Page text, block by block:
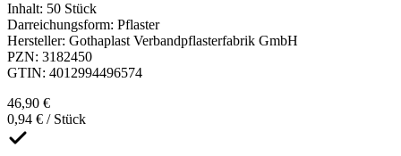
Inhalt: 50 Stück
Darreichungsform: Pflaster
Hersteller: Gothaplast Verbandpflasterfabrik GmbH
PZN: 3182450
GTIN: 4012994496574
46,90 €
0,94 € / Stück